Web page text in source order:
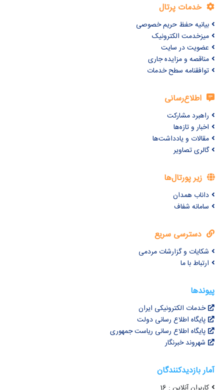
خدمات پرتال
بیانیه حفظ حریم خصوصی
میزخدمت الکترونیک
عضویت در سایت
مناقصه و مزایده جاری
توافقنامه سطح خدمات
اطلاع‌رسانی
راهبرد مشارکت
اخبار و تازه‌ها
مقالات و یادداشت‌ها
گالری تصاویر
زیر پورتال‌ها
داناب همدان
سامانه شفاف
دسترسی سریع
شکایات و گزارشات مردمی
ارتباط با ما
پیوندها
خدمات الکترونیکی ایران
پایگاه اطلاع رسانی دولت
پایگاه اطلاع رسانی ریاست جمهوری
شهروند خبرنگار
آمار بازدیدکنندگان